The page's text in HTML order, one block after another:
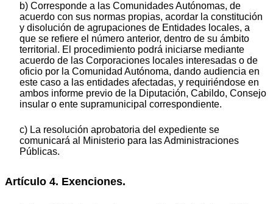
b) Corresponde a las Comunidades Autónomas, de
acuerdo con sus normas propias, acordar la constitución
y disolución de agrupaciones de Entidades locales, a
que se refiere el número anterior, dentro de su ámbito
territorial. El procedimiento podrá iniciarse mediante
acuerdo de las Corporaciones locales interesadas o de
oficio por la Comunidad Autónoma, dando audiencia en
este caso a las entidades afectadas, y requiriéndose en
ambos informe previo de la Diputación, Cabildo, Consejo
insular o ente supramunicipal correspondiente.
c) La resolución aprobatoria del expediente se
comunicará al Ministerio para las Administraciones
Públicas.
Artículo 4. Exenciones.